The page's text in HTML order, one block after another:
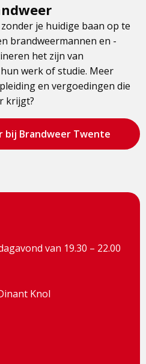
je huidige baan op te
brandweermannen en -
het zijn van
werk of studie. Meer
en vergoedingen die
krijgt?
bij Brandweer Twente
van 19.30 – 22.00
Knol